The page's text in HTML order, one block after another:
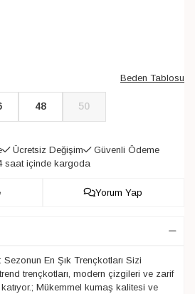
Beden Tablosu
48 50
Ücretsiz Değişim
Güvenli Ödeme
saat içinde kargoda
Yorum Yap
Sezonun En Şık Trençkotları Sizi
trençkotları, modern çizgileri ve zarif
katıyor.; Mükemmel kumaş kalitesi ve